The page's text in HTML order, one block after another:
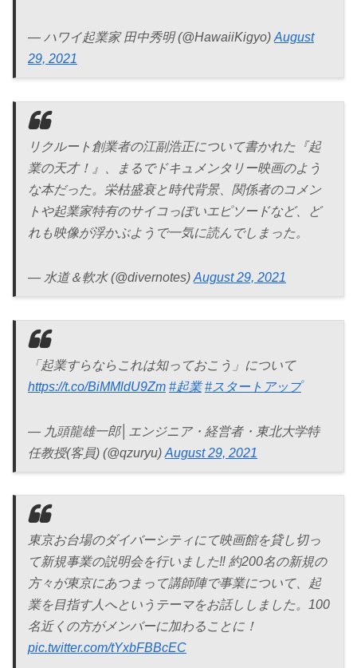
— ハワイ起業家 田中秀明 (@HawaiiKigyo) August
29, 2021
リクルート創業者の江副浩正について書かれた『起
業の天才！』、まるでドキュメンタリー映画のよう
な本だった。栄枯盛衰と時代背景、関係者のコメン
トや起業家特有のサイコっぽいエピソードなど、ど
れも映像が浮かぶようで一気に読んでしまった。
— 水道＆軟水 (@divernotes) August 29, 2021
「起業すらならこれは知っておこう」について
https://t.co/BiMMldU9Zm #起業 #スタートアップ
— 九頭龍雄一郎│エンジニア・経営者・東北大学特
任教授(客員) (@qzuryu) August 29, 2021
東京お台場のダイバーシティにて映画館を貸し切っ
て新規事業の説明会を行いました‼︎ 約200名の新規の
方々が東京にあつまって講師陣で事業について、起
業を目指す人へというテーマをお話ししました。100
名近くの方がメンバーに加わることに！
pic.twitter.com/tYxbFBBcEC